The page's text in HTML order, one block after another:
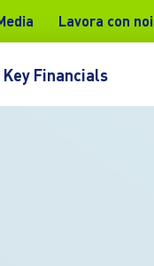
Lavora con noi
Key Financials